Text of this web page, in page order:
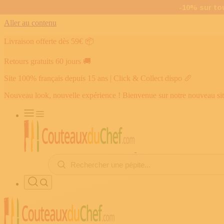
Aller au contenu
Livraison offerte dès 59€ 📦
Retours gratuits 60 jours 🚚
Site 100% français depuis 15 ans | Click & Collect dispo 🥖
Nouveau look, nouvelle expérience ! Bienvenue sur notre nouveau